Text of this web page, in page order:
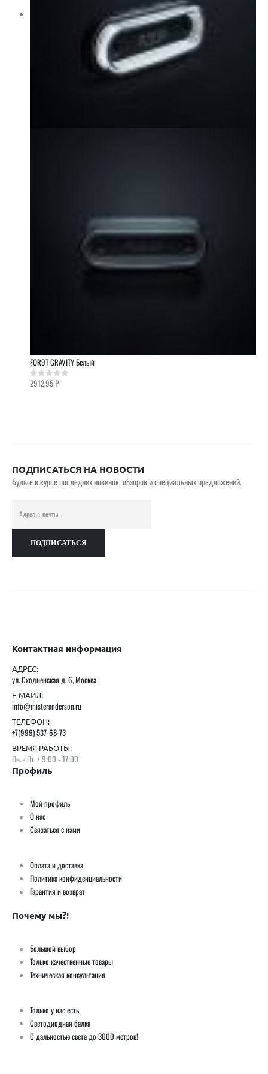
FOR9T GRAVITY Белый
0out of 5
2912,95₽
ПОДПИСАТЬСЯ НА НОВОСТИ
Будьте в курсе последних новинок, обзоров и специальных предложений.
Контактная информация
АДРЕС:
ул. Сходненская д. 6, Москва
Е-МАИЛ:
info@misteranderson.ru
ТЕЛЕФОН:
+7(999) 537-68-73
ВРЕМЯ РАБОТЫ:
Пн. - Пт. / 9:00 - 17:00
Профиль
Мой профиль
О нас
Связаться с нами
Оплата и доставка
Политика конфиденциальности
Гарантия и возврат
Почему мы?!
Большой выбор
Только качественные товары
Техническая консультация
Только у нас есть
Светодиодная балка
С дальностью света до 3000 метров!